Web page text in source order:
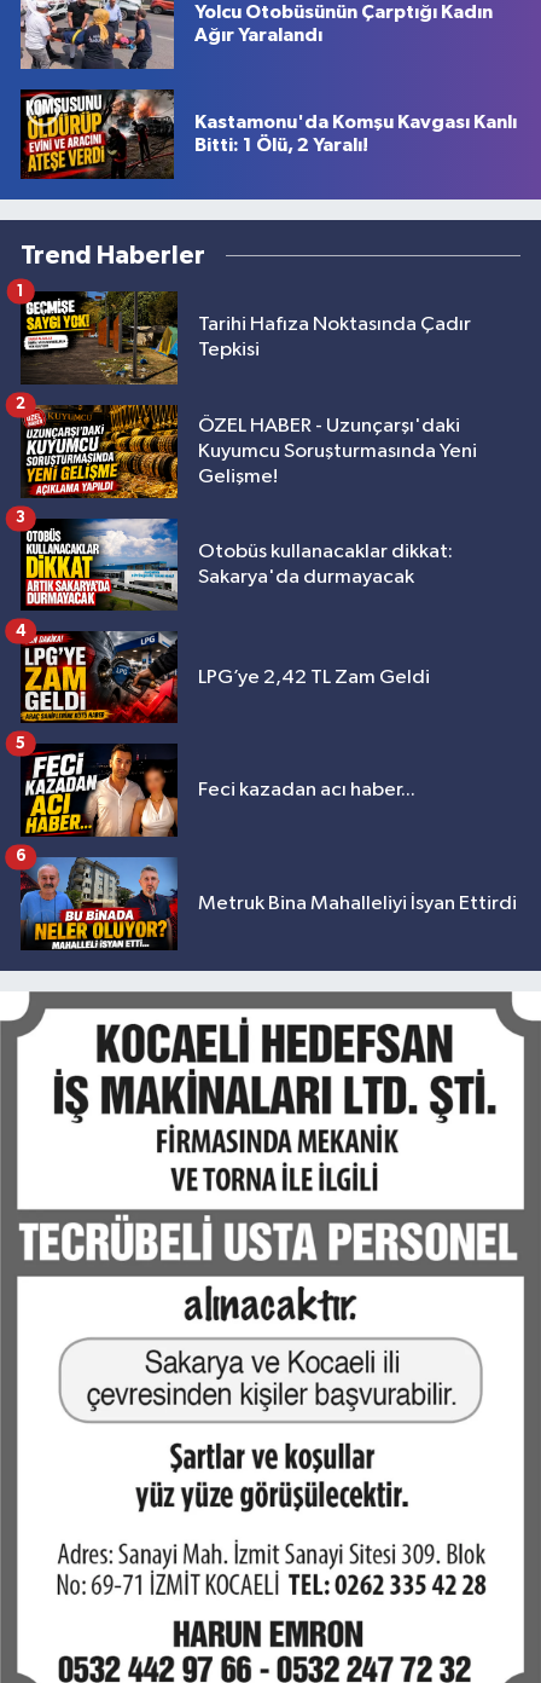
Yolcu Otobüsünün Çarptığı Kadın
Ağır Yaralandı
Kastamonu'da Komşu Kavgası Kanlı
Bitti: 1 Ölü, 2 Yaralı!
Trend Haberler
Tarihi Hafıza Noktasında Çadır
Tepkisi
1
ÖZEL HABER - Uzunçarşı'daki
Kuyumcu Soruşturmasında Yeni
Gelişme!
2
Otobüs kullanacaklar dikkat:
Sakarya'da durmayacak
3
LPG’ye 2,42 TL Zam Geldi
4
Feci kazadan acı haber...
5
Metruk Bina Mahalleliyi İsyan Ettirdi
6